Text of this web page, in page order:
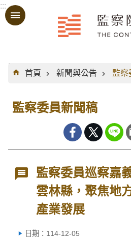
跳到主要內容區塊
:::
:::
首頁
新聞與公告 監察
監察委員新聞稿
監察委員巡察嘉
雲林縣，聚焦地
產業發展
日期：114-12-05